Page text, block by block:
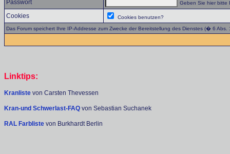
Passwort Geben Sie hier bitte
Cookies
Cookies benutzen?
Das Forum speichert Ihre IP-Addresse zum Zwecke der Bereitstellung des Dienstes (� 6
Linktips:
Kranliste von Carsten Thevessen
Kran-und Schwerlast-FAQ von Sebastian Suchanek
RAL Farbliste von Burkhardt Berlin